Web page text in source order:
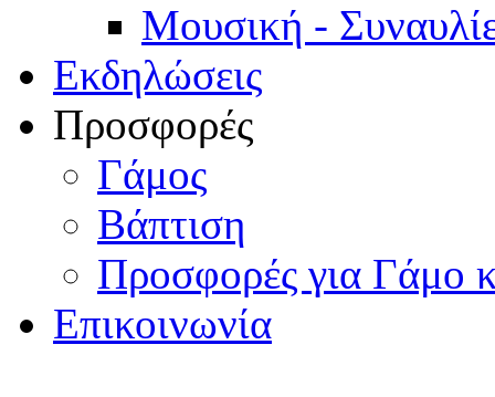
Μουσική -
Εκδηλώσεις
Προσφορές
Γάμος
Βάπτιση
Προσφορές για Γάμο
Επικοινωνία